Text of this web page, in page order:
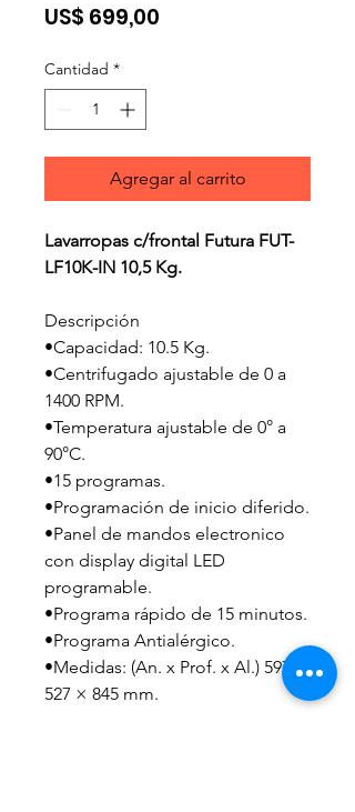
US$ 699,00
Cantidad *
Agregar al carrito
Lavarropas c/frontal Futura FUT-
LF10K-IN 10,5 Kg.
Descripción
•Capacidad: 10.5 Kg.
•Centrifugado ajustable de 0 a
1400 RPM.
•Temperatura ajustable de 0° a
90°C.
•15 programas.
•Programación de inicio diferido.
•Panel de mandos electronico
con display digital LED
programable.
•Programa rápido de 15 minutos.
•Programa Antialérgico.
•Medidas: (An. x Prof. x Al.) 597 x
527 × 845 mm.